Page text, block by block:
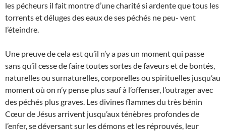
les pécheurs il fait montre d’une charité si ardente que tous les
torrents et déluges des eaux de ses péchés ne peu- vent
l’éteindre.
Une preuve de cela est qu’il n’y a pas un moment qui passe
sans qu’il cesse de faire toutes sortes de faveurs et de bontés,
naturelles ou surnaturelles, corporelles ou spirituelles jusqu’au
moment où on n’y pense plus sauf à l’offenser, l’outrager avec
des péchés plus graves. Les divines flammes du très bénin
Cœur de Jésus arrivent jusqu’aux ténèbres profondes de
l’enfer, se déversant sur les démons et les réprouvés, leur